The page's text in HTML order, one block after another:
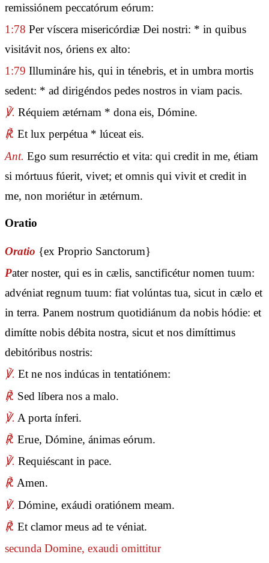
remissiónem peccatórum eórum:
1:78 Per víscera misericórdiæ Dei nostri: * in quibus
visitávit nos, óriens ex alto:
1:79 Illumináre his, qui in ténebris, et in umbra mortis
sedent: * ad dirigéndos pedes nostros in viam pacis.
℣. Réquiem ætérnam * dona eis, Dómine.
℟. Et lux perpétua * lúceat eis.
Ant. Ego sum resurréctio et vita: qui credit in me, étiam
si mórtuus fúerit, vivet; et omnis qui vivit et credit in
me, non moriétur in ætérnum.
Oratio
Oratio {ex Proprio Sanctorum}
Pater noster, qui es in cælis, sanctificétur nomen tuum:
advéniat regnum tuum: fiat volúntas tua, sicut in cælo et
in terra. Panem nostrum quotidiánum da nobis hódie: et
dimítte nobis débita nostra, sicut et nos dimíttimus
debitóribus nostris:
℣. Et ne nos indúcas in tentatiónem:
℟. Sed líbera nos a malo.
℣. A porta ínferi.
℟. Erue, Dómine, ánimas eórum.
℣. Requiéscant in pace.
℟. Amen.
℣. Dómine, exáudi oratiónem meam.
℟. Et clamor meus ad te véniat.
secunda Domine, exaudi omittitur